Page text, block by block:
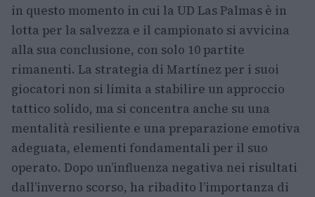
in questo momento in cui la UD Las Palmas è in
lotta per la salvezza e il campionato si avvicina
alla sua conclusione, con solo 10 partite
rimanenti. La strategia di Martínez per i suoi
giocatori non si limita a stabilire un approccio
tattico solido, ma si concentra anche su una
mentalità resiliente e una preparazione emotiva
adeguata, elementi fondamentali per il suo
operato. Dopo un’influenza negativa nei risultati
dall’inverno scorso, ha ribadito l’importanza di